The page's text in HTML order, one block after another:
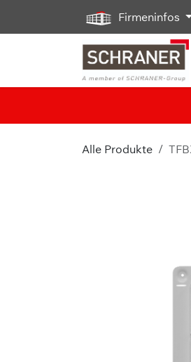
Zum Inhalt springen
Firmeninfos
Alle Produkte